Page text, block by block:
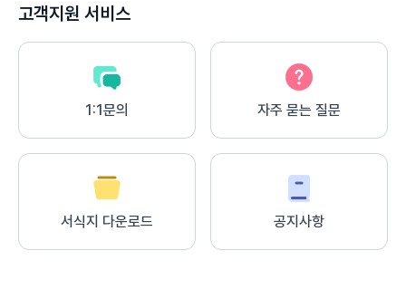
고객지원 서비스
1:1문의 자주 묻는 질문
서식지 다운로드 공지사항